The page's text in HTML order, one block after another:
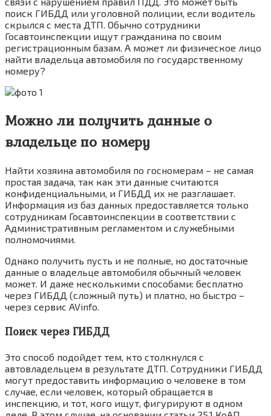
поиск ГИБДД или уголовной полиции, если водитель
скрылся с места ДТП. Обычно сотрудники
Госавтоинспекции ищут гражданина по своим
регистрационным базам. А может ли физическое лицо
найти владельца автомобиля по государственному
номеру?
Можно ли получить данные о
владельце по номеру
Найти хозяина автомобиля по госномерам – не самая
простая задача, так как эти данные считаются
конфиденциальными, и ГИБДД их не разглашает.
Информация из баз данных предоставляется только
сотрудникам Госавтоинспекции в соответствии с
Административным регламентом и служебными
полномочиями.
Однако получить пусть и не полные, но достаточные
данные о владельце автомобиля обычный человек
может. И даже несколькими способами: бесплатно
через ГИБДД (сложный путь) и платно, но быстро –
через сервис AVinfo.
Поиск через ГИБДД
Это способ подойдет тем, кто столкнулся с
автовладельцем в результате ДТП. Сотрудники ГИБДД
могут предоставить информацию о человеке в том
случае, если человек, который обращается в
инспекцию, и тот, кого ищут, фигурируют в одном